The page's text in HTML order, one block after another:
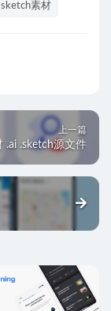
sketch素材
上一篇
.ai .sketch源文件